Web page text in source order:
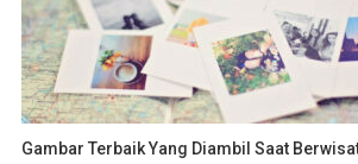
Gambar Terbaik Yang Diambil Saat